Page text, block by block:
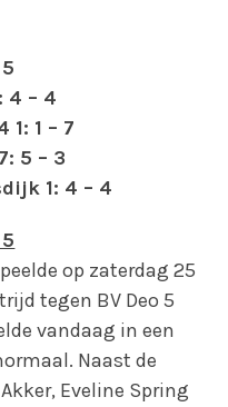
4 – 4
1: 1 – 7
5 – 3
1: 4 – 4
op zaterdag 25
tegen BV Deo 5
vandaag in een
Naast de
Eveline Spring